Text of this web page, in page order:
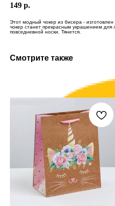
149 р.
Этот модный чокер из бисера - изготовлен
чокер станет прекрасным украшением
повседневной носки. Тянется.
Смотрите также